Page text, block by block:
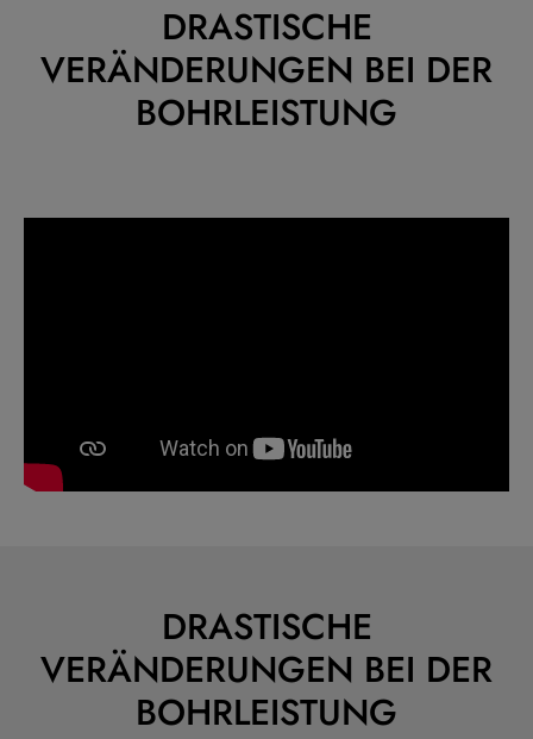
DRASTISCHE
VERÄNDERUNGEN BEI DER
BOHRLEISTUNG
DRASTISCHE
VERÄNDERUNGEN BEI DER
BOHRLEISTUNG